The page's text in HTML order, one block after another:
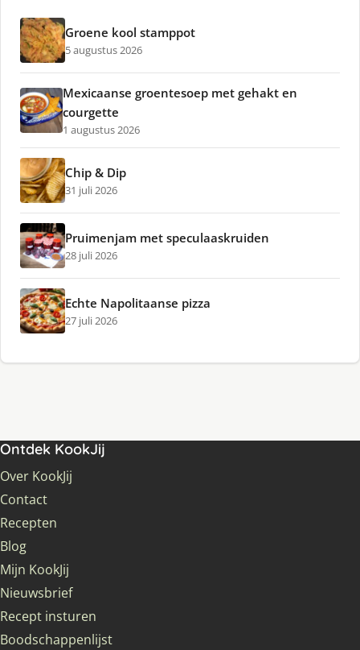
Groene kool stamppot
5 augustus 2026
Mexicaanse groentesoep met gehakt en
courgette
1 augustus 2026
Chip & Dip
31 juli 2026
Pruimenjam met speculaaskruiden
28 juli 2026
Echte Napolitaanse pizza
27 juli 2026
Ontdek KookJij
Over KookJij
Contact
Recepten
Blog
Mijn KookJij
Nieuwsbrief
Recept insturen
Boodschappenlijst